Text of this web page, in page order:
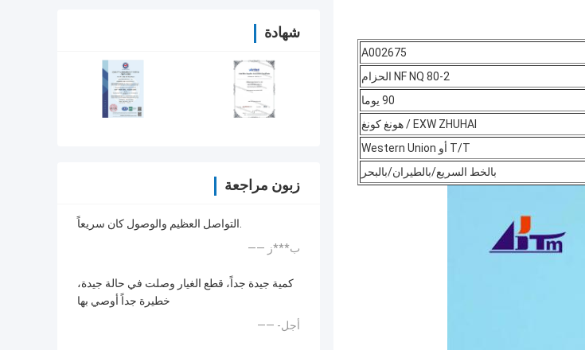
شهادة
زبون مراجعة
التواصل العظيم والوصول كان سريعاً.
—— ب***ز
كمية جيدة جداً، قطع الغيار وصلت في حالة جيدة،
خطيرة جداً أوصي بها
—— -أجل
A002675
NF NQ 80-2 الحزام
90 يوما
EXW ZHUHAI / هونغ كونغ
T/T أو Western Union
بالخط السريع/بالطيران/بالبحر